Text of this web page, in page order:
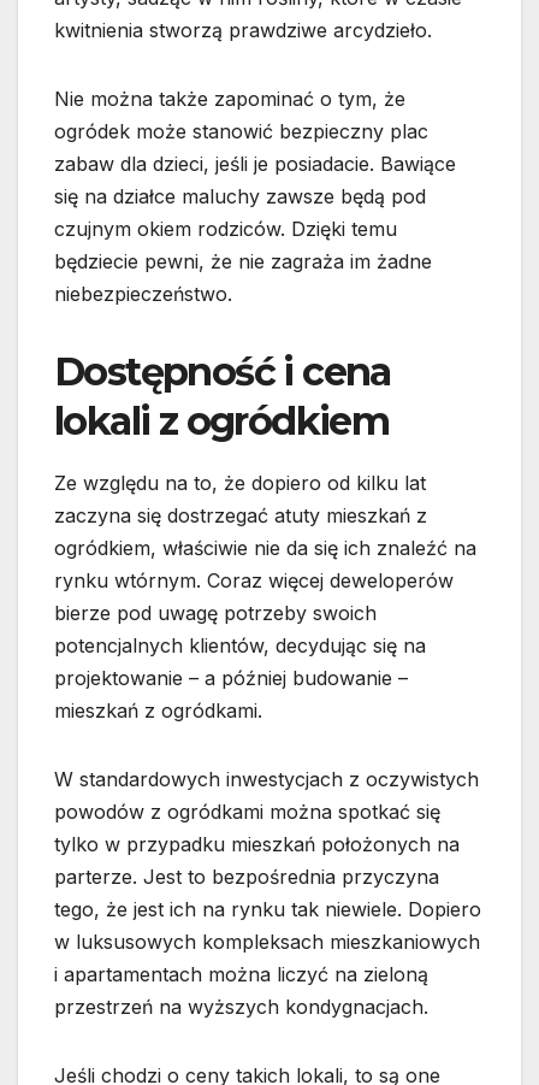
kwitnienia stworzą prawdziwe arcydzieło.
Nie można także zapominać o tym, że
ogródek może stanowić bezpieczny plac
zabaw dla dzieci, jeśli je posiadacie. Bawiące
się na działce maluchy zawsze będą pod
czujnym okiem rodziców. Dzięki temu
będziecie pewni, że nie zagraża im żadne
niebezpieczeństwo.
Dostępność i cena
lokali z ogródkiem
Ze względu na to, że dopiero od kilku lat
zaczyna się dostrzegać atuty mieszkań z
ogródkiem, właściwie nie da się ich znaleźć na
rynku wtórnym. Coraz więcej deweloperów
bierze pod uwagę potrzeby swoich
potencjalnych klientów, decydując się na
projektowanie – a później budowanie –
mieszkań z ogródkami.
W standardowych inwestycjach z oczywistych
powodów z ogródkami można spotkać się
tylko w przypadku mieszkań położonych na
parterze. Jest to bezpośrednia przyczyna
tego, że jest ich na rynku tak niewiele. Dopiero
w luksusowych kompleksach mieszkaniowych
i apartamentach można liczyć na zieloną
przestrzeń na wyższych kondygnacjach.
Jeśli chodzi o ceny takich lokali, to są one